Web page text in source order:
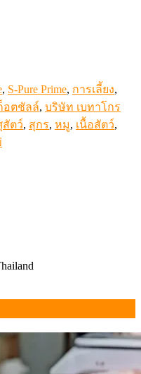
, S-Pure Prime, การเลี้ยง,
อตชัลล์, บริษัท เบทาโกร
สัตว์, สุกร, หมู, เนื้อสัตว์,